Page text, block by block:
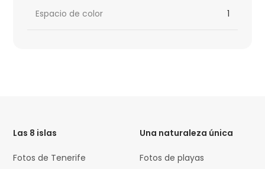
Espacio de color 1
Las 8 islas
Fotos de Tenerife
Una naturaleza única
Fotos de playas